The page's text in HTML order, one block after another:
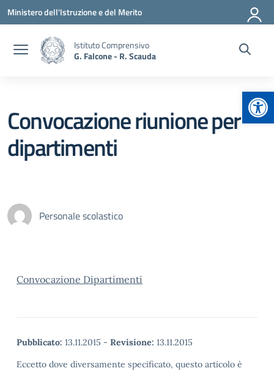
Vai ai contenuti
Vai al menu di navigazione
Vai al footer
Ministero dell'Istruzione e del Merito
Istituto Comprensivo
G. Falcone - R. Scauda
Convocazione riunione per
dipartimenti
Personale scolastico
Convocazione Dipartimenti
Pubblicato: 13.11.2015 - Revisione: 13.11.2015
Eccetto dove diversamente specificato, questo articolo è